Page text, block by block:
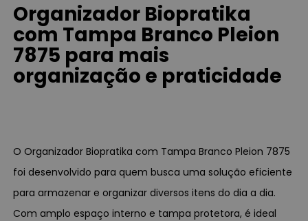
Organizador Biopratika
com Tampa Branco Pleion
7875 para mais
organização e praticidade
O Organizador Biopratika com Tampa Branco Pleion 7875
foi desenvolvido para quem busca uma solução eficiente
para armazenar e organizar diversos itens do dia a dia.
Com amplo espaço interno e tampa protetora, é ideal